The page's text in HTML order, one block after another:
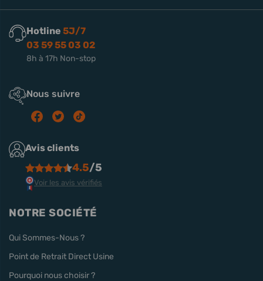
Hotline 5J/7
03 59 55 03 02
8h à 17h Non-stop
Nous suivre
Avis clients
4.5/5
Voir les avis vérifiés
NOTRE SOCIÉTÉ
Qui Sommes-Nous ?
Point de Retrait Direct Usine
Pourquoi nous choisir ?